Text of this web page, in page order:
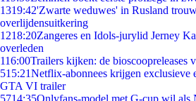
1319:42'Zwarte weduwes' in Rusland
overlijdensuitkering
1218:20Zangeres en Idols-jurylid Jerney
overleden
116:00Trailers kijken: de bioscoopreleases
515:21Netflix-abonnees krijgen exclusieve
GTA VI trailer
5714:35Onlyfans-model met G-cup wil als